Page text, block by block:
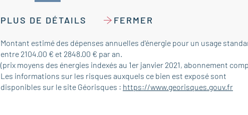
PLUS DE DÉTAILS FERMER
Montant estimé des dépenses annuelles d'énergie pour un usage
entre 2104.00 € et 2848.00 € par an.
(prix moyens des énergies indexés au 1er janvier 2021, abonnement
Les informations sur les risques auxquels ce bien est exposé sont
disponibles sur le site Géorisques : https://www.georisques.gouv.fr